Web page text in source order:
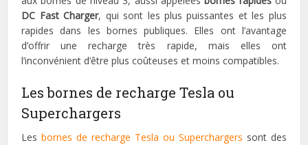
DC Fast Charger, qui sont les plus puissantes et les plus
rapides dans les bornes publiques. Elles ont l’avantage
d’offrir une recharge très rapide, mais elles ont
l’inconvénient d’être plus coûteuses et moins compatibles.
Les bornes de recharge Tesla ou
Superchargers
Lesbornes de recharge Tesla ou Superchargers sont des